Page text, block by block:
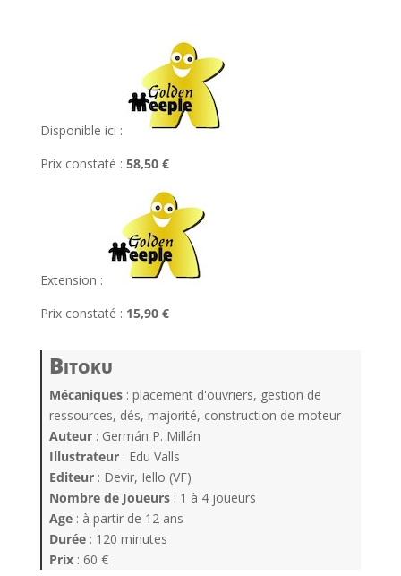
Disponible ici :
Prix constaté : 58,50 €
Extension :
Prix constaté : 15,90 €
Bitoku
Mécaniques: placement d'ouvriers, gestion de
ressources, dés, majorité, construction de moteur
Auteur: Germán P. Millán
Illustrateur: Edu Valls
Editeur: Devir, Iello (VF)
Nombre de Joueurs: 1 à 4 joueurs
Age: à partir de 12 ans
Durée: 120 minutes
Prix: 60 €